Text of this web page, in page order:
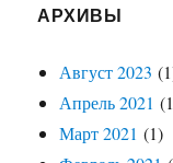
АРХИВЫ
Август 2023
Апрель 2021
Март 2021 (1)